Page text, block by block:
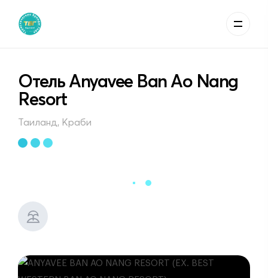
Отель Anyavee Ban Ao Nang
Resort
Таиланд, Краби